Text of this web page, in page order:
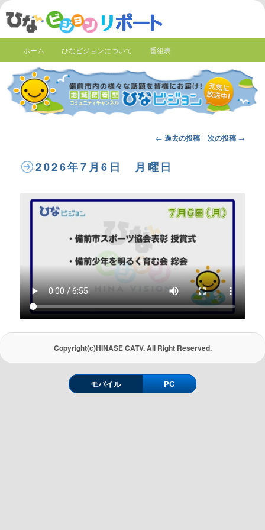
ホーム ひなビジョンについて 番組表
Post
← 過去の投稿 次の投稿 →
2026年7月6日 月曜日
Copyright(c)HINASE CATV. All Right Reserved.
モバイル PC